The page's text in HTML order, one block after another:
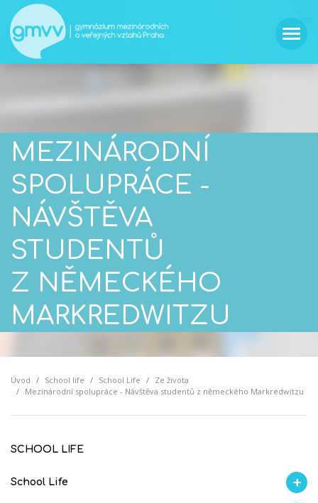
MEZINÁRODNÍ
SPOLUPRÁCE -
NÁVŠTĚVA
STUDENTŮ
Z NĚMECKÉHO
MARKREDWITZU
Úvod School life School Life
Ze života
Mezinárodní spolupráce - Návštěva studentů z německého Markredwitzu
SCHOOL LIFE
School Life